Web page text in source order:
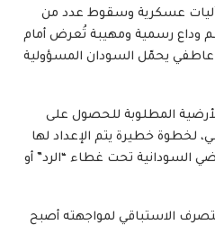
آليات عسكرية وسقوط عدد من
وداع رسمية ومهيبة تُعرض أمام
يحمّل السودان المسؤولية
المطلوبة للحصول على
لخطوة خطيرة يتم الإعداد لها
السودانية تحت غطاء “الرد” أو
الاستباقي لمواجهته أصبح